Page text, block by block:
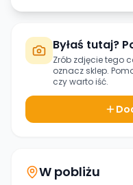
Byłaś tutaj?
Zrób zdjęcie tego
oznacz sklep.
czy warto iść.
W pobliżu